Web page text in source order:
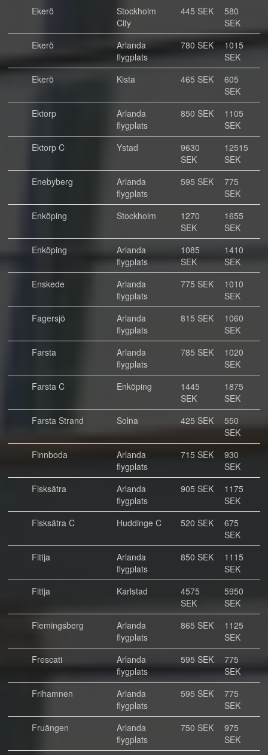
Ekerö
Stockholm
City
445 SEK
580
SEK
Ekerö
Arlanda
flygplats
780 SEK
1015
SEK
Ekerö
Kista 465 SEK
605
SEK
Ektorp
Arlanda
flygplats
850 SEK
1105
SEK
Ektorp C
Ystad
9630
SEK
12515
SEK
Enebyberg
Arlanda
flygplats
595 SEK
775
SEK
Enköping
Stockholm
1270
SEK
1655
SEK
Enköping
Arlanda
flygplats
1085
SEK
1410
SEK
Enskede
Arlanda
flygplats
775 SEK
1010
SEK
Fagersjö
Arlanda
flygplats
815 SEK
1060
SEK
Farsta
Arlanda
flygplats
785 SEK
1020
SEK
Farsta C
Enköping
1445
SEK
1875
SEK
Farsta Strand
Solna 425 SEK
550
SEK
Finnboda
Arlanda
flygplats
715 SEK
930
SEK
Fisksätra
Arlanda
flygplats
905 SEK
1175
SEK
Fisksätra C
Huddinge C 520 SEK
675
SEK
Fittja
Arlanda
flygplats
850 SEK
1115
SEK
Fittja
Karlstad
4575
SEK
5950
SEK
Flemingsberg
Arlanda
flygplats
865 SEK
1125
SEK
Frescati
Arlanda
flygplats
595 SEK
775
SEK
Frihamnen
Arlanda
flygplats
595 SEK
775
SEK
Fruängen
Arlanda
flygplats
750 SEK
975
SEK